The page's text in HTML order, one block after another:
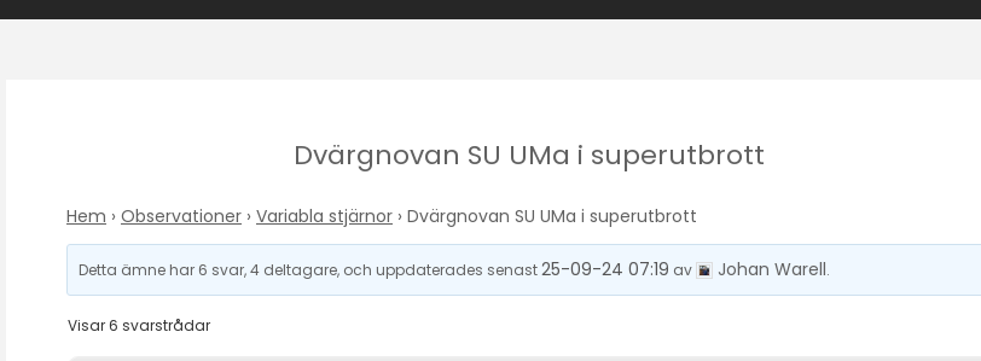
Dvärgnovan SU UMa i superutbrott
Hem › Observationer › Variabla stjärnor › Dvärgnovan SU UMa i superutbrott
Detta ämne har 6 svar, 4 deltagare, och uppdaterades senast25-09-24 07:19 av Johan Warell.
Visar 6 svarstrådar